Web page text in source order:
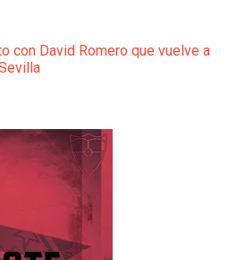
con David Romero que vuelve a